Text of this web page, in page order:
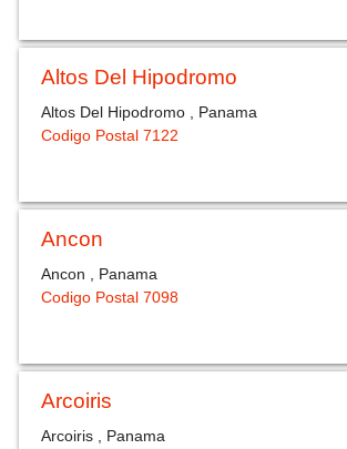
Altos Del Hipodromo
Altos Del Hipodromo , Panama
Codigo Postal 7122
Ancon
Ancon , Panama
Codigo Postal 7098
Arcoiris
Arcoiris , Panama